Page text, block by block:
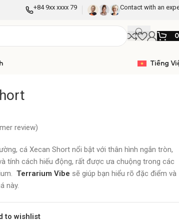
+84 9xx xxxx 79 Contact with an
Tiếng
review)
cá Xecan Short nổi bật với thân hình ngắn tròn,
tính cách hiếu động, rất được ưa chuộng trong các
Terrarium Vibe sẽ giúp bạn hiểu rõ đặc điểm và
này.
to wishlist